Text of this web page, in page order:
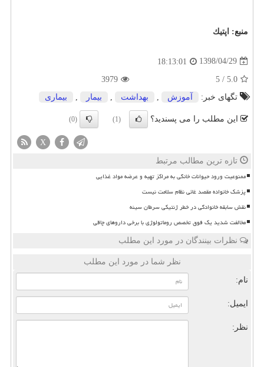
منبع: اپتیك
1398/04/29
18:13:01
5.0
/
5
3979
تگهای خبر:
آموزش بهداشت بیمار بیماری
این مطلب را می پسندید؟ (1)
(0)
X
تازه ترین مطالب مرتبط
ممنوعیت ورود حیوانات خانگی به مراکز تهیه و عرضه مواد غذایی
پزشک خانواده مقصد غائی نظام سلامت نیست
نقش سابقه خانوادگی در خطر ژنتیکی سرطان سینه
مخالفت شدید یک فوق تخصص روماتولوژی با برخی داروهای چاقی
نظرات بینندگان در مورد این مطلب
نظر شما در مورد این مطلب
نام:
ایمیل:
نظر: